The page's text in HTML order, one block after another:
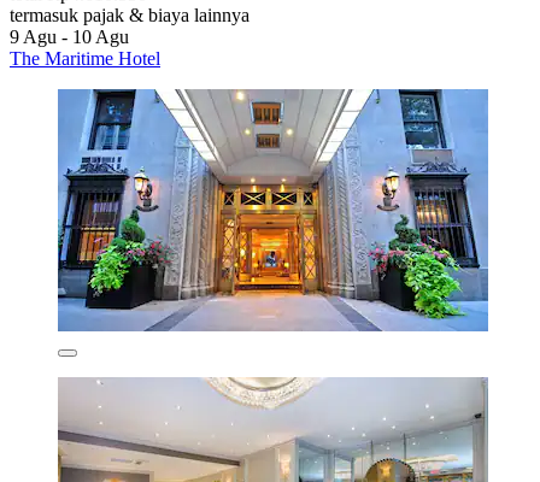
termasuk pajak & biaya lainnya
9 Agu - 10 Agu
The Maritime Hotel